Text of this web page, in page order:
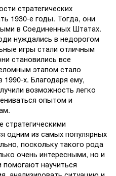
стратегических
1930-е годы. Тогда, они
в Соединенных Штатах.
нуждались в недорогом
игры стали отличным
становились все
этапом стало
1990-х. Благодаря ему,
возможность легко
опытом и
стратегическими
одним из самых популярных
поскольку такого рода
очень интересными, но и
научиться